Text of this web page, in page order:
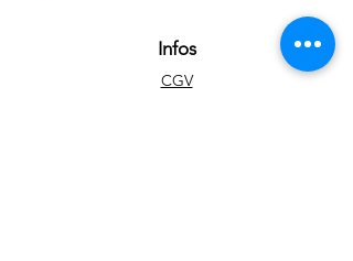
Infos
CGV